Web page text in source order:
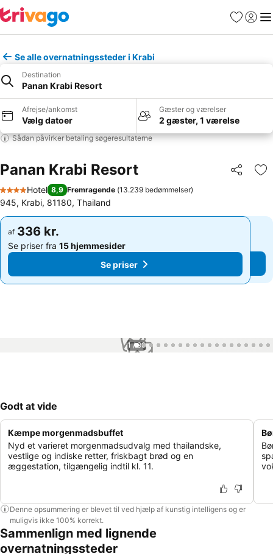
Favoritter
Log ind
Se alle overnatningssteder i Krabi
Destination
Panan Krabi Resort
Afrejse/ankomst
Vælg datoer
Gæster og værelser
2 gæster, 1 værelse
Sådan påvirker betaling søgeresultaterne
Panan Krabi Resort Del
4 Stjerner
Hotel 8,9 Fremragende (13.239 bedømmelser)
945, Krabi, 81180, Thailand
af 336 kr.
Se priser fra 15 hjemmesider
Se priser
af 336 kr.
Se priser fra 15 hjemmesider
Se priser
1 / 99
Godt at vide
Kæmpe morgenmadsbuffet
Nyd et varieret morgenmadsudvalg med thailandske,
vestlige og indiske retter, friskbagt brød og en
æggestation, tilgængelig indtil kl. 11.
Denne opsummering er blevet til ved hjælp af kunstig intelligens og er
muligvis ikke 100% korrekt.
Sammenlign med lignende
overnatningssteder